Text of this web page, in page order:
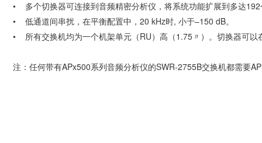
• 多个切换器可连接到音频精密分析仪，将系统功能扩展到多达
• 低通道间串扰，在平衡配置中，20 kHz时, 小于–150 dB。
• 所有交换机均为一个机架单元（RU）高（1.75〃）。切换器可
注：任何带有APx500系列音频分析仪的SWR-2755B交换机都需要